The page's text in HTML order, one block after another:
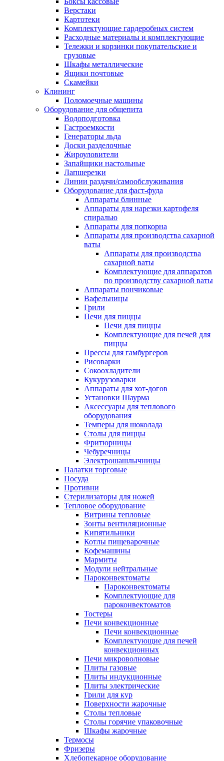
Верстаки
Картотеки
Комплектующие гардеробных систем
Расходные материалы и комплектующие
Тележки и корзинки покупательские и
грузовые
Шкафы металлические
Ящики почтовые
Скамейки
Клининг
Поломоечные машины
Оборудование для общепита
Водоподготовка
Гастроемкости
Генераторы льда
Доски разделочные
Жироуловители
Запайщики настольные
Лапшерезки
Линии раздачи/самообслуживания
Оборудование для фаст-фуда
Аппараты блинные
Аппараты для нарезки картофеля
спиралью
Аппараты для попкорна
Аппараты для производства сахарной
ваты
Аппараты для производства
сахарной ваты
Комплектующие для аппаратов
по производству сахарной ваты
Аппараты пончиковые
Вафельницы
Грили
Печи для пиццы
Печи для пиццы
Комплектующие для печей для
пиццы
Прессы для гамбургеров
Рисоварки
Сокоохладители
Кукурузоварки
Аппараты для хот-догов
Установки Шаурма
Аксессуары для теплового
оборудования
Темперы для шоколада
Столы для пиццы
Фритюрницы
Чебуречницы
Электрошашлычницы
Палатки торговые
Посуда
Противни
Стерилизаторы для ножей
Тепловое оборудование
Витрины тепловые
Зонты вентиляционные
Кипятильники
Котлы пищеварочные
Кофемашины
Мармиты
Модули нейтральные
Пароконвектоматы
Пароконвектоматы
Комплектующие для
пароконвектоматов
Тостеры
Печи конвекционные
Печи конвекционные
Комплектующие для печей
конвекционных
Печи микроволновые
Плиты газовые
Плиты индукционные
Плиты электрические
Грили для кур
Поверхности жарочные
Столы тепловые
Столы горячие упаковочные
Шкафы жарочные
Термосы
Фризеры
Хлебопекарное оборудование